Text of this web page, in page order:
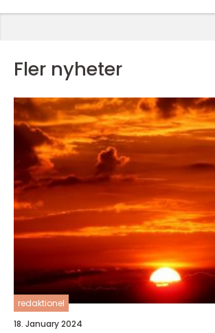
Fler nyheter
redaktionel
18. January 2024